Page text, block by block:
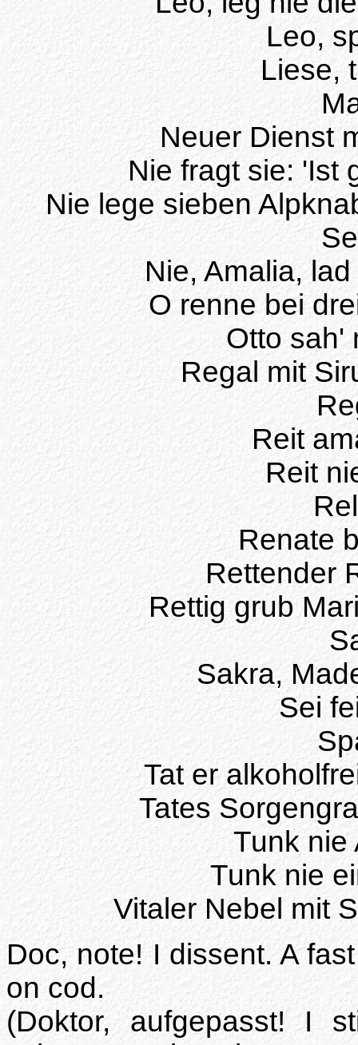
Leo,
Liese,
Neuer Dienst
Nie fragt sie: 'Ist
Nie lege sieben
Nie, Amalia,
O renne bei
Otto sah'
Regal mit
Reit
Reit
Renate
Rettender
Rettig grub
Sakra,
Sei
Tat er
Tates
Tunk nie
Tunk nie
Vitaler Nebel mit
Doc, note! I dissent. A
on cod.
(Doktor, aufgepasst! I